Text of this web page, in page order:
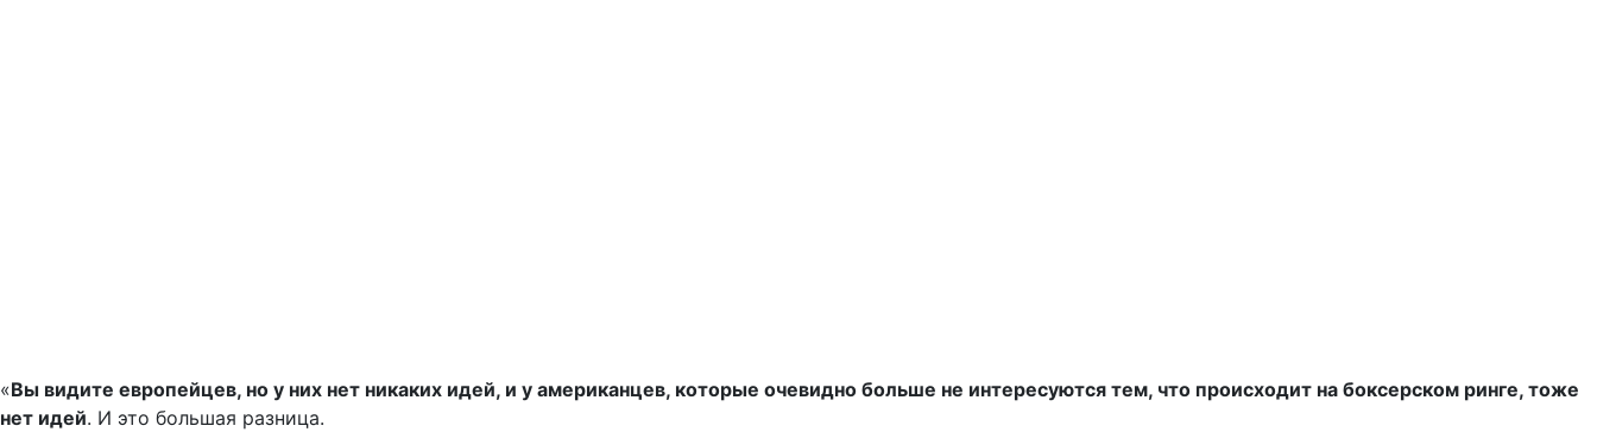
«Вы видите европейцев, но у них нет никаких идей, и у американцев, которые очевидно больше не интересуются тем, что происходит на боксерском ринге, тоже
нет идей. И это большая разница.